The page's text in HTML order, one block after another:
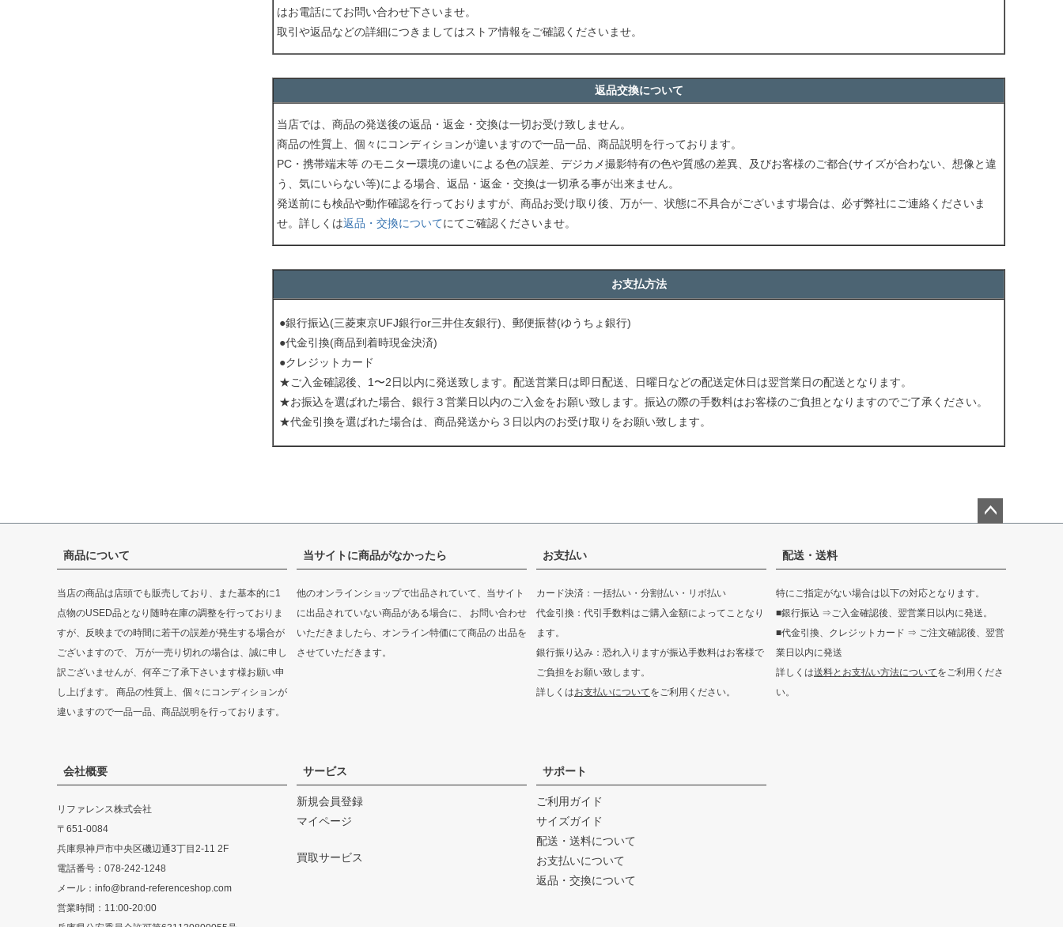
はお電話にてお問い合わせ下さいませ。
取引や返品などの詳細につきましてはストア情報をご確認くださいませ。
返品交換について
当店では、商品の発送後の返品・返金・交換は一切お受け致しません。
商品の性質上、個々にコンディションが違いますので一品一品、商品説明を行っております。
PC・携帯端末等 のモニター環境の違いによる色の誤差、デジカメ撮影特有の色や質感の差異、及びお客様のご都合(サイズが合わない、想像と違
う、気にいらない等)による場合、返品・返金・交換は一切承る事が出来ません。
発送前にも検品や動作確認を行っておりますが、商品お受け取り後、万が一、状態に不具合がございます場合は、必ず弊社にご連絡くださいま
せ。詳しくは返品・交換についてにてご確認くださいませ。
お支払方法
●銀行振込(三菱東京UFJ銀行or三井住友銀行)、郵便振替(ゆうちょ銀行)
●代金引換(商品到着時現金決済)
●クレジットカード
★ご入金確認後、1〜2日以内に発送致します。配送営業日は即日配送、日曜日などの配送定休日は翌営業日の配送となります。
★お振込を選ばれた場合、銀行３営業日以内のご入金をお願い致します。振込の際の手数料はお客様のご負担となりますのでご了承ください。
★代金引換を選ばれた場合は、商品発送から３日以内のお受け取りをお願い致します。
商品について
当店の商品は店頭でも販売しており、また基本的に1
点物のUSED品となり随時在庫の調整を行っておりま
すが、反映までの時間に若干の誤差が発生する場合が
ございますので、 万が一売り切れの場合は、誠に申し
訳ございませんが、何卒ご了承下さいます様お願い申
し上げます。 商品の性質上、個々にコンディションが
違いますので一品一品、商品説明を行っております。
当サイトに商品がなかったら
他のオンラインショップで出品されていて、当サイト
に出品されていない商品がある場合に、 お問い合わせ
いただきましたら、オンライン特価にて商品の 出品を
させていただきます。
お支払い
カード決済：一括払い・分割払い・リボ払い
代金引換：代引手数料はご購入金額によってことなり
ます。
銀行振り込み：恐れ入りますが振込手数料はお客様で
ご負担をお願い致します。
詳しくはお支払いについてをご利用ください。
配送・送料
特にご指定がない場合は以下の対応となります。
■銀行振込 ⇒ご入金確認後、翌営業日以内に発送。
■代金引換、クレジットカード ⇒ ご注文確認後、翌営
業日以内に発送
詳しくは送料とお支払い方法についてをご利用くださ
い。
会社概要
リファレンス株式会社
〒651-0084
兵庫県神戸市中央区磯辺通3丁目2-11 2F
電話番号：078-242-1248
メール：info@brand-referenceshop.com
営業時間：11:00-20:00
サービス
新規会員登録
マイページ
買取サービス
サポート
ご利用ガイド
サイズガイド
配送・送料について
お支払いについて
返品・交換について
ップ